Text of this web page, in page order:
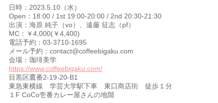
日時：2023.5.10（水）
Open：18:00 / 1st 19:00-20:00 / 2nd 20:30-21:30
出演：海原 純子（vo）、遠藤 征志（pf）
MC：￥4,000(￥4,400)
電話予約：03-3710-1695
メール予約：contact@coffeebigaku.com
会場：珈琲美学
https://www.coffeebigaku.com/
目黒区鷹番2-19-20-B1
東急東横線 学芸大学駅下車 東口商店街 徒歩１分
１F CoCo壱番カレー屋さんの地階